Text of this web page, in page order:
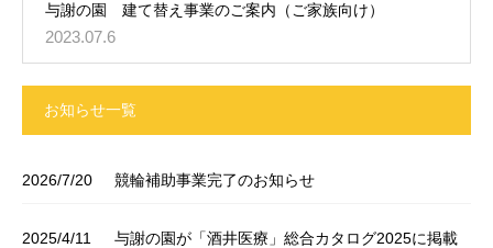
与謝の園 建て替え事業のご案内（ご家族向け）
2023.07.6
お知らせ一覧
2026/7/20 競輪補助事業完了のお知らせ
2025/4/11
与謝の園が「酒井医療」総合カタログ2025に掲載